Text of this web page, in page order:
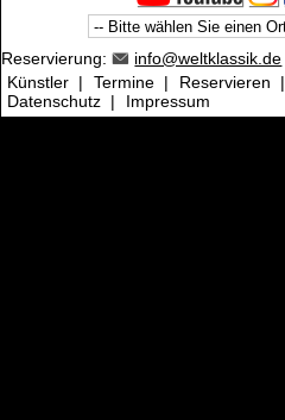
Reservierung: info@weltklassik.de
Künstler | Termine | Reservieren |
Datenschutz | Impressum